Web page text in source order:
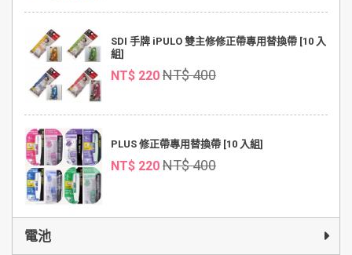
SDI 手牌 iPULO 雙主修修正帶專用替換帶 [10 入
組]
NT$ 220 NT$ 400
PLUS 修正帶專用替換帶 [10 入組]
NT$ 220 NT$ 400
電池